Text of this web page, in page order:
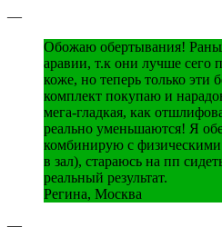
—
Обожаю обертывания!
аравии, т.к они лучше сего
коже, но теперь только эти
комплект покупаю и
мега-гладкая, как
реально уменьшаются! Я
комбинирую с
в зал), стараюсь на пп
реальный результат.
Регина, Москва
—